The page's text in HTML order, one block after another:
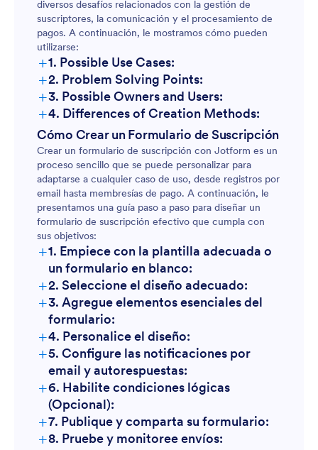
diversos desafíos relacionados con la gestión de
suscriptores, la comunicación y el procesamiento de
pagos. A continuación, le mostramos cómo pueden
utilizarse:
+1. Possible Use Cases:
+2. Problem Solving Points:
+3. Possible Owners and Users:
+4. Differences of Creation Methods:
Cómo Crear un Formulario de Suscripción
Crear un formulario de suscripción con Jotform es un
proceso sencillo que se puede personalizar para
adaptarse a cualquier caso de uso, desde registros por
email hasta membresías de pago. A continuación, le
presentamos una guía paso a paso para diseñar un
formulario de suscripción efectivo que cumpla con
sus objetivos:
+1. Empiece con la plantilla adecuada o
un formulario en blanco:
+2. Seleccione el diseño adecuado:
+3. Agregue elementos esenciales del
formulario:
+4. Personalice el diseño:
+5. Configure las notificaciones por
email y autorespuestas:
+6. Habilite condiciones lógicas
(Opcional):
+7. Publique y comparta su formulario:
+8. Pruebe y monitoree envíos: